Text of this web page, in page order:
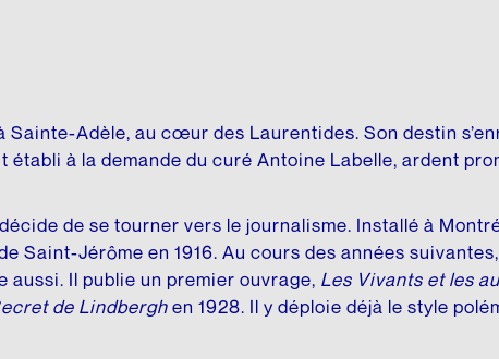
Adèle, au cœur des Laurentides. Son destin
à la demande du curé Antoine Labelle, ardent
de se tourner vers le journalisme. Installé à
Saint-Jérôme en 1916. Au cours des années
Il publie un premier ouvrage, Les Vivants et les
de Lindberghen 1928. Il y déploie déjà le style